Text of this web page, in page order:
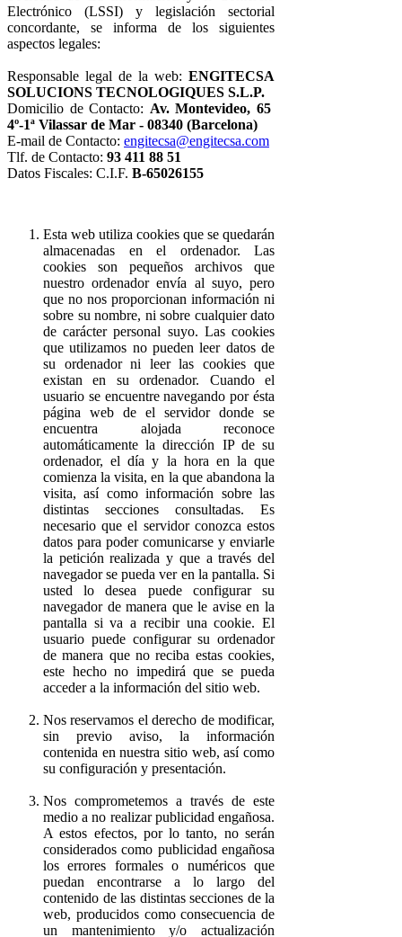
Electrónico (LSSI) y legislación sectorial
concordante, se informa de los siguientes
aspectos legales:
Responsable legal de la web:ENGITECSA
SOLUCIONS TECNOLOGIQUES S.L.P.
Domicilio de Contacto: Av. Montevideo, 65
4º-1ª Vilassar de Mar - 08340 (Barcelona)
E-mail de Contacto: engitecsa@engitecsa.com
Tlf. de Contacto: 93 411 88 51
Datos Fiscales: C.I.F. B-65026155
Esta web utiliza cookies que se quedarán
almacenadas en el ordenador. Las
cookies son pequeños archivos que
nuestro ordenador envía al suyo, pero
que no nos proporcionan información ni
sobre su nombre, ni sobre cualquier dato
de carácter personal suyo. Las cookies
que utilizamos no pueden leer datos de
su ordenador ni leer las cookies que
existan en su ordenador. Cuando el
usuario se encuentre navegando por ésta
página web de el servidor donde se
encuentra alojada reconoce
automáticamente la dirección IP de su
ordenador, el día y la hora en la que
comienza la visita, en la que abandona la
visita, así como información sobre las
distintas secciones consultadas. Es
necesario que el servidor conozca estos
datos para poder comunicarse y enviarle
la petición realizada y que a través del
navegador se pueda ver en la pantalla. Si
usted lo desea puede configurar su
navegador de manera que le avise en la
pantalla si va a recibir una cookie. El
usuario puede configurar su ordenador
de manera que no reciba estas cookies,
este hecho no impedirá que se pueda
acceder a la información del sitio web.
Nos reservamos el derecho de modificar,
sin previo aviso, la información
contenida en nuestra sitio web, así como
su configuración y presentación.
Nos comprometemos a través de este
medio a no realizar publicidad engañosa.
A estos efectos, por lo tanto, no serán
considerados como publicidad engañosa
los errores formales o numéricos que
puedan encontrarse a lo largo del
contenido de las distintas secciones de la
web, producidos como consecuencia de
un mantenimiento y/o actualización